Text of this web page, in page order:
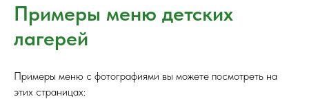
Примеры меню детских
лагерей
Примеры меню с фотографиями вы можете посмотреть на
этих страницах: